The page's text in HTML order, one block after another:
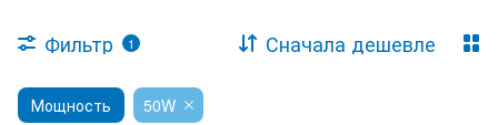
Фильтр 1 Сначала дешевле
Мощность 50W